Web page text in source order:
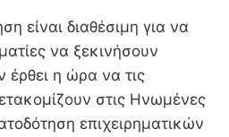
είναι διαθέσιμη για να
να ξεκινήσουν
έρθει η ώρα να τις
στις Ηνωμένες
επιχειρηματικών